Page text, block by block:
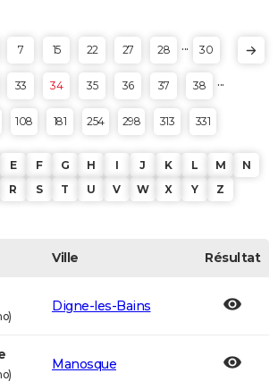
7 15 22 27 28 ... 30
33 34 35 36 37 38 ...
108 181 254 298 313 331
E F G H I J K L M
N
R S T U V W X Y Z
Ville Résultat
Digne-les-Bains
Manosque